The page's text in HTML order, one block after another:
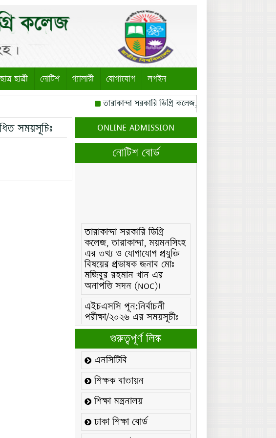
ছাত্র ছাত্রী নোটিশ গ্যালারী যোগাযোগ লগইন
তারাকান্দা সরকারি ডিগ্রি কলেজ, তারাকান্দা, ময়মনসিংহ
রোজ বৃহস্পতিবার।
বঙ্গবন্ধু সৃজনশীল মেধা অন্বেষণ
মোবাইল নম্বর: পেইজ-০১
ব্যবসায় শিক্ষা শাখার সকল
সময়সূচিঃ ONLINE ADMISSION
নোটিশ বোর্ড
কলেজ, তারাকান্দা, ময়মনসিংহ
এর তথ্য ও যোগাযোগ প্রযুক্তি
বিষয়ের প্রভাষক জনাব মোঃ
মজিবুর রহমান খান এর
অনাপত্তি সদন (NOC)।
পরীক্ষা/২০২৬ এর সময়সূচীঃ
এইচএসসি (বিএমটি) ফরম
পূরণ/২০২৬ বিজ্ঞপ্তিঃ
এইচএসসি ফরম/২০২৬ পূরণ
তারিখে “শহিদ দিবস ও
দিবস-২০২৬ উদযাপন
গুরুত্বপূর্ণ লিঙ্ক
এনসিটিবি
শিক্ষক বাতায়ন
শিক্ষা মন্ত্রনালয়
ঢাকা শিক্ষা বোর্ড